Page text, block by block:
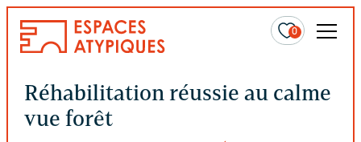
0
Réhabilitation réussie au calme
vue forêt